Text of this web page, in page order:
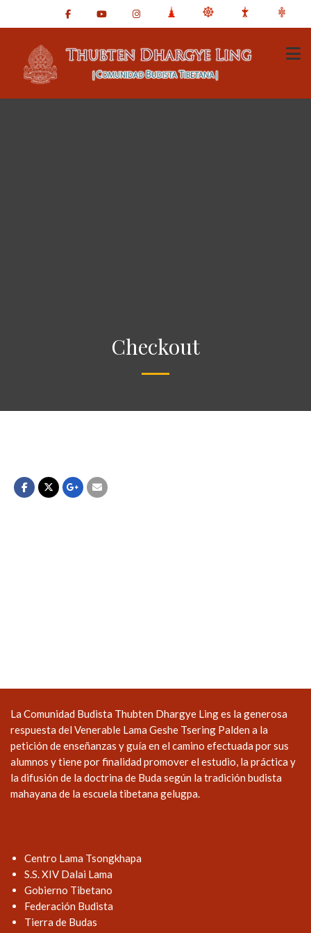
Checkout
La Comunidad Budista Thubten Dhargye Ling es la generosa
respuesta del Venerable Lama Geshe Tsering Palden a la
petición de enseñanzas y guía en el camino efectuada por sus
alumnos y tiene por finalidad promover el estudio, la práctica y
la difusión de la doctrina de Buda según la tradición budista
mahayana de la escuela tibetana gelugpa.
Centro Lama Tsongkhapa
S.S. XIV Dalai Lama
Gobierno Tibetano
Federación Budista
Tierra de Budas